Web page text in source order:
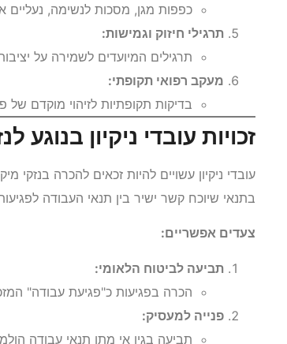
כפפות מגן, מסכות לנשימה, נעליים
תרגילי חיזוק וגמישות:
תרגילים המיועדים לשמירה על
מעקב רפואי תקופתי:
בדיקות תקופתיות לזיהוי מוקדם של
זכויות עובדי ניקיון בנוגע
עובדי ניקיון עשויים להיות זכאים להכרה בנזקי
בתנאי שיוכח קשר ישיר בין תנאי העבודה
צעדים אפשריים:
תביעה לביטוח הלאומי:
הכרה בפגיעות כ"פגיעת עבודה"
פנייה למעסיק:
תביעה בגין אי מתן תנאי עבודה